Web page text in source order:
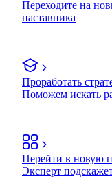
Переходите на
наставника
Проработать
Поможем искать
Перейти в новую
Эксперт